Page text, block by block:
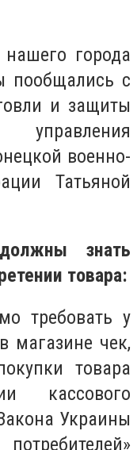
города
пообщались с
и защиты
военно-
Татьяной
знать
товара:
требовать у
магазине чек,
товара
кассового
Украины